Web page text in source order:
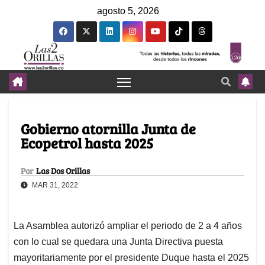
agosto 5, 2026
Gobierno atornilla Junta de
Ecopetrol hasta 2025
Por Las Dos Orillas
MAR 31, 2022
La Asamblea autorizó ampliar el periodo de 2 a 4 años
con lo cual se quedara una Junta Directiva puesta
mayoritariamente por el presidente Duque hasta el 2025